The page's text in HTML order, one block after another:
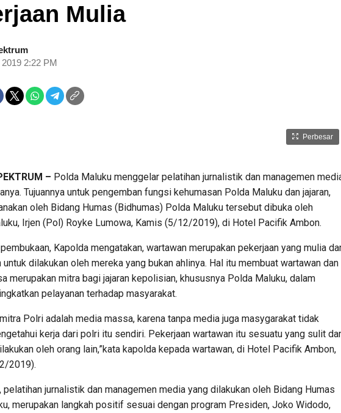
Mulia
2:22 PM
Perbesar
– Polda Maluku menggelar pelatihan jurnalistik dan managemen
Tujuannya untuk pengemban fungsi kehumasan Polda Maluku dan jajaran,
oleh Bidang Humas (Bidhumas) Polda Maluku tersebut dibuka oleh
Irjen (Pol) Royke Lumowa, Kamis (5/12/2019), di Hotel Pacifik Ambon.
Kapolda mengatakan, wartawan merupakan pekerjaan yang mulia
untuk dilakukan oleh mereka yang bukan ahlinya. Hal itu membuat wartawan dan
merupakan mitra bagi jajaran kepolisian, khususnya Polda Maluku, dalam
pelayanan terhadap masyarakat.
Polri adalah media massa, karena tanpa media juga masygarakat tidak
kerja dari polri itu sendiri. Pekerjaan wartawan itu sesuatu yang sulit
oleh orang lain,”kata kapolda kepada wartawan, di Hotel Pacifik Ambon,
2019).
pelatihan jurnalistik dan managemen media yang dilakukan oleh Bidang Humas
merupakan langkah positif sesuai dengan program Presiden, Joko Widodo,